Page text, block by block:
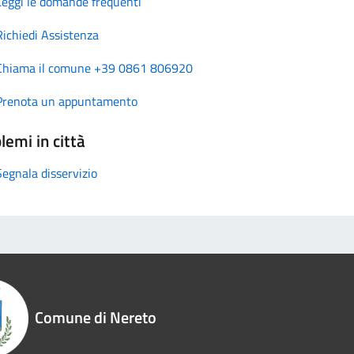
Assistenza
il comune +39 0861 806920
un appuntamento
in città
disservizio
Comune di Nereto